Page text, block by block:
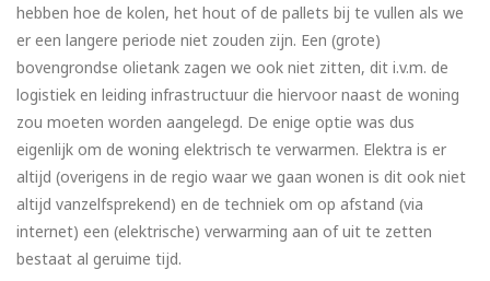
hebben hoe de kolen, het hout of de pallets bij te vullen als we
er een langere periode niet zouden zijn. Een (grote)
bovengrondse olietank zagen we ook niet zitten, dit i.v.m. de
logistiek en leiding infrastructuur die hiervoor naast de woning
zou moeten worden aangelegd. De enige optie was dus
eigenlijk om de woning elektrisch te verwarmen. Elektra is er
altijd (overigens in de regio waar we gaan wonen is dit ook niet
altijd vanzelfsprekend) en de techniek om op afstand (via
internet) een (elektrische) verwarming aan of uit te zetten
bestaat al geruime tijd.